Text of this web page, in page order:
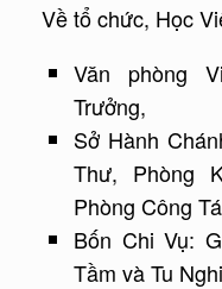
Về tổ chức, Học
Văn phòng
Trưởng,
Sở Hành
Thư, Phòng
Phòng Công
Bốn Chi Vụ:
Tầm và Tu